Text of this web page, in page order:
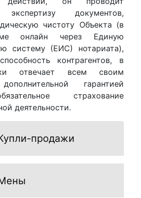
экспертизу документов,
чистоту Объекта (в
онлайн через Единую
систему (ЕИС) нотариата),
контрагентов, в
отвечает всем своим
гарантией
страхование
деятельности.
продажи